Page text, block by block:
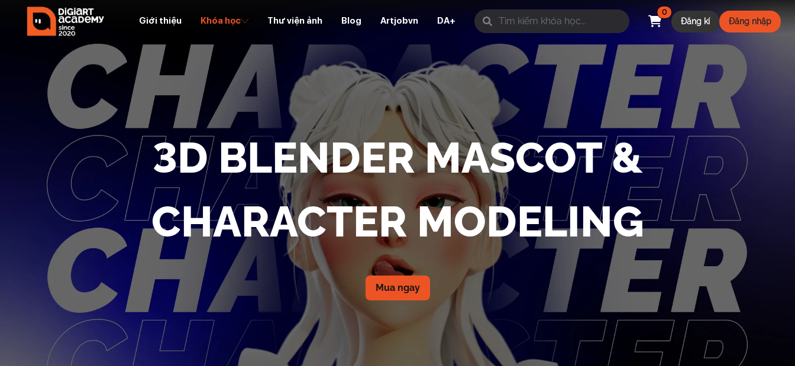
Giới thiệu Khóa học Thư viện ảnh Blog Artjobvn DA+
0
Đăng kí Đăng nhập
3D BLENDERMASCOT &
CHARACTER MODELING
Mua ngay